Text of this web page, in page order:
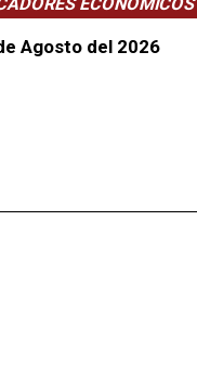
ECONÓMICOS
Agosto del 2026